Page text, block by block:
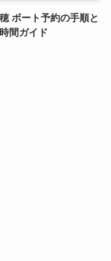
ボート予約の手順と
間ガイド